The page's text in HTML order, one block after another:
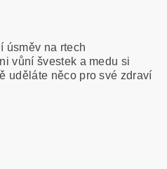
úsměv na rtech
vůní švestek a medu si
uděláte něco pro své zdraví